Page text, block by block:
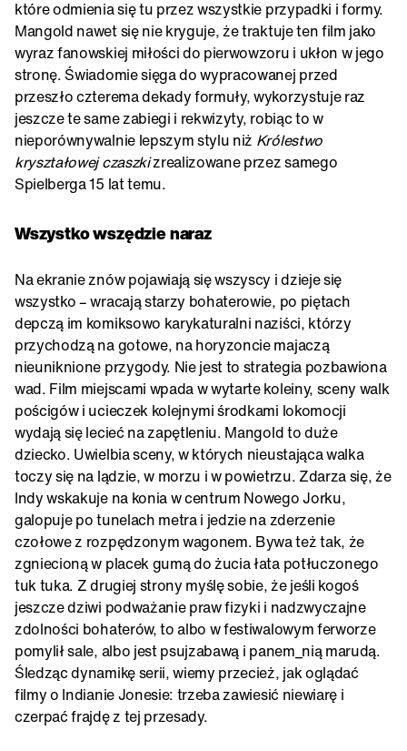
które odmienia się tu przez wszystkie przypadki i formy.
Mangold nawet się nie kryguje, że traktuje ten film jako
wyraz fanowskiej miłości do pierwowzoru i ukłon w jego
stronę. Świadomie sięga do wypracowanej przed
przeszło czterema dekady formuły, wykorzystuje raz
jeszcze te same zabiegi i rekwizyty, robiąc to w
nieporównywalnie lepszym stylu niż Królestwo
kryształowej czaszkizrealizowane przez samego
Spielberga 15 lat temu.
Wszystko wszędzie naraz
Na ekranie znów pojawiają się wszyscy i dzieje się
wszystko – wracają starzy bohaterowie, po piętach
depczą im komiksowo karykaturalni naziści, którzy
przychodzą na gotowe, na horyzoncie majaczą
nieuniknione przygody. Nie jest to strategia pozbawiona
wad. Film miejscami wpada w wytarte koleiny, sceny walk
pościgów i ucieczek kolejnymi środkami lokomocji
wydają się lecieć na zapętleniu. Mangold to duże
dziecko. Uwielbia sceny, w których nieustająca walka
toczy się na lądzie, w morzu i w powietrzu. Zdarza się, że
Indy wskakuje na konia w centrum Nowego Jorku,
galopuje po tunelach metra i jedzie na zderzenie
czołowe z rozpędzonym wagonem. Bywa też tak, że
zgniecioną w placek gumą do żucia łata potłuczonego
tuk tuka. Z drugiej strony myślę sobie, że jeśli kogoś
jeszcze dziwi podważanie praw fizyki i nadzwyczajne
zdolności bohaterów, to albo w festiwalowym ferworze
pomylił sale, albo jest psujzabawą i panem_nią marudą.
Śledząc dynamikę serii, wiemy przecież, jak oglądać
filmy o Indianie Jonesie: trzeba zawiesić niewiarę i
czerpać frajdę z tej przesady.